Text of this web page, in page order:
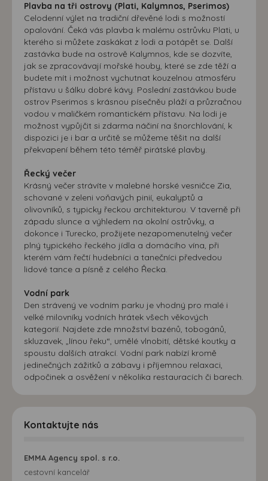
Plavba na tři ostrovy (Plati, Kalymnos, Pserimos)
Celodenní výlet na tradiční dřevěné lodi s možností
opalování. Čeká vás plavba k malému ostrůvku Plati, u
kterého si můžete zaskákat z lodi a potápět se. Další
zastávka bude na ostrově Kalymnos, kde se dozvíte,
jak se zpracovávají mořské houby, které se zde těží a
budete mít i možnost vychutnat kouzelnou atmosféru
přístavu u šálku dobré kávy. Poslední zastávkou bude
ostrov Pserimos s krásnou písečněu pláží a průzračnou
vodou v maličkém romantickém přístavu. Na lodi je
možnost vypůjčit si zdarma náčiní na šnorchlování, k
dispozici je i bar a určitě se můžeme těšit na další
překvapení během této téměř pirátské plavby.
Řecký večer
Krásný večer strávíte v malebné horské vesničce Zia,
schované v zeleni voňavých pinií, eukalyptů a
olivovníků, s typicky řeckou architekturou. V taverně při
západu slunce a výhledem na okolní ostrůvky, a
dokonce i Turecko, prožijete nezapomenutelný večer
plný typického řeckého jídla a domácího vína, při
kterém vám řečtí hudebníci a tanečníci předvedou
lidové tance a písně z celého Řecka.
Vodní park
Den strávený ve vodním parku je vhodný pro malé i
velké milovníky vodních hrátek všech věkových
kategorií. Najdete zde množství bazénů, tobogánů,
skluzavek, „línou řeku“, umělé vlnobití, dětské koutky a
spoustu dalších atrakcí. Vodní park nabízí kromě
jedinečných zážitků a zábavy i příjemnou relaxaci,
odpočinek a osvěžení v několika restauracích či barech.
Kontaktujte nás
EMMA Agency spol. s r.o.
cestovní kancelář